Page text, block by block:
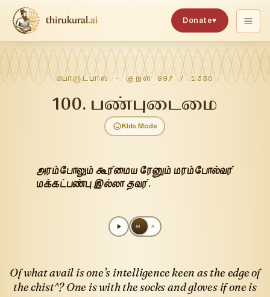
Donate♥
பொருட்பால்· குறள்997 /1330
100. பண்புடைமை
Kids Mode
அரம்போலும் கூர்மைய ரேனும் மரம்போல்வர்
மக்கட்பண்பு இல்லா தவர்.
அ A
Of what avail is one’s intelligence keen as the edge of
the chist^? One is with the socks and gloves if one is